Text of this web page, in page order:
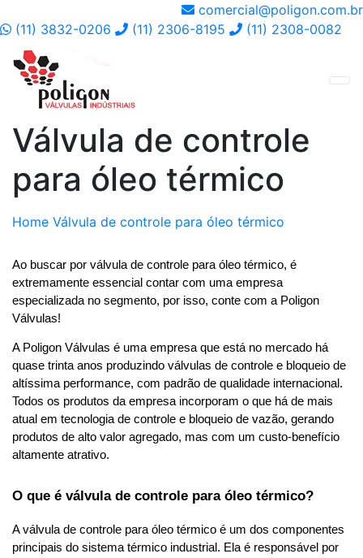
comercial@poligon.com.br
(11) 3832-0206
(11) 2306-8195 (11) 2308-0082
Válvula de controle
para óleo térmico
Home Válvula de controle para óleo térmico
Ao buscar por válvula de controle para óleo térmico, é
extremamente essencial contar com uma empresa
especializada no segmento, por isso, conte com a Poligon
Válvulas!
A Poligon Válvulas é uma empresa que está no mercado há
quase trinta anos produzindo válvulas de controle e bloqueio de
altíssima performance, com padrão de qualidade internacional.
Todos os produtos da empresa incorporam o que há de mais
atual em tecnologia de controle e bloqueio de vazão, gerando
produtos de alto valor agregado, mas com um custo-benefício
altamente atrativo.
O que é válvula de controle para óleo térmico?
A válvula de controle para óleo térmico é um dos componentes
principais do sistema térmico industrial. Ela é responsável por